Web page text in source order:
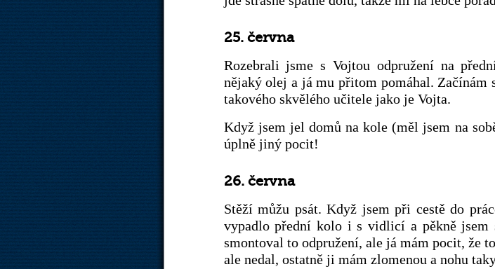
25. června
Rozebrali jsme s Vojtou odpružení na
nějaký olej a já mu přitom pomáhal. Začínám
takového skvělého učitele jako je Vojta.
Když jsem jel domů na kole (měl jsem na
úplně jiný pocit!
26. června
Stěží můžu psát. Když jsem při cestě do
vypadlo přední kolo i s vidlicí a pěkně jsem
smontoval to odpružení, ale já mám pocit, že
ale nedal, ostatně ji mám zlomenou a nohu